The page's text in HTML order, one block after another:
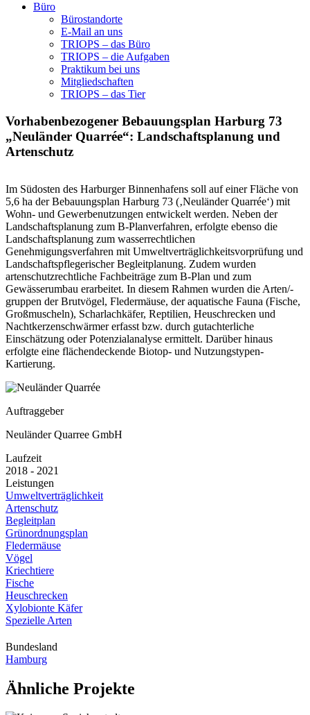
Büro
Bürostandorte
E-Mail an uns
TRIOPS – das Büro
TRIOPS – die Aufgaben
Praktikum bei uns
Mitgliedschaften
TRIOPS – das Tier
Vorhabenbezogener Bebauungsplan Harburg 73
„Neuländer Quarrée“: Landschaftsplanung und
Artenschutz
Im Südosten des Harburger Binnenhafens soll auf einer Fläche von
5,6 ha der Bebauungsplan Harburg 73 (‚Neuländer Quarrée‘) mit
Wohn- und Gewerbenutzungen entwickelt werden. Neben der
Landschaftsplanung zum B-Planverfahren, erfolgte ebenso die
Landschaftsplanung zum wasserrechtlichen
Genehmigungsverfahren mit Umweltverträglichkeitsvorprüfung und
Landschaftspflegerischer Begleitplanung. Zudem wurden
artenschutzrechtliche Fachbeiträge zum B-Plan und zum
Gewässerumbau erarbeitet. In diesem Rahmen wurden die Arten/-
gruppen der Brutvögel, Fledermäuse, der aquatische Fauna (Fische,
Großmuscheln), Scharlachkäfer, Reptilien, Heuschrecken und
Nachtkerzenschwärmer erfasst bzw. durch gutachterliche
Einschätzung oder Potenzialanalyse ermittelt. Darüber hinaus
erfolgte eine flächendeckende Biotop- und Nutzungstypen-
Kartierung.
Auftraggeber
Neuländer Quarree GmbH
Laufzeit
2018 - 2021
Leistungen
Umweltverträglichkeit
Artenschutz
Begleitplan
Grünordnungsplan
Fledermäuse
Vögel
Kriechtiere
Fische
Heuschrecken
Xylobionte Käfer
Spezielle Arten
Bundesland
Hamburg
Ähnliche Projekte